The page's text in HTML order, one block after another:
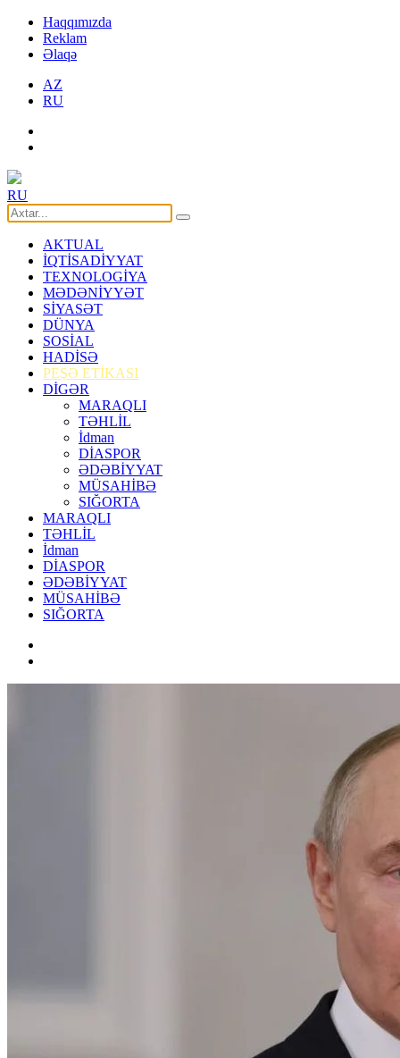
Haqqımızda
Reklam
Əlaqə
AZ
RU
RU
AKTUAL
İQTİSADİYYAT
TEXNOLOGİYA
MƏDƏNİYYƏT
SİYASƏT
DÜNYA
SOSİAL
HADİSƏ
PEŞƏ ETİKASI
DİGƏR
MARAQLI
TƏHLİL
İdman
DİASPOR
ƏDƏBİYYAT
MÜSAHİBƏ
SIĞORTA
MARAQLI
TƏHLİL
İdman
DİASPOR
ƏDƏBİYYAT
MÜSAHİBƏ
SIĞORTA